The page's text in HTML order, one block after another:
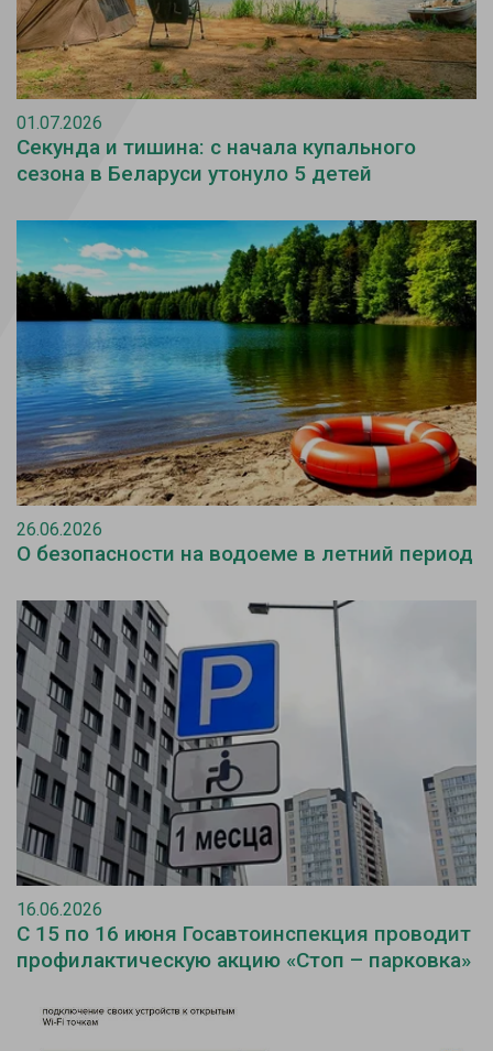
01.07.2026
Секунда и тишина: с начала купального
сезона в Беларуси утонуло 5 детей
26.06.2026
О безопасности на водоеме в летний период
16.06.2026
С 15 по 16 июня Госавтоинспекция проводит
профилактическую акцию «Стоп – парковка»